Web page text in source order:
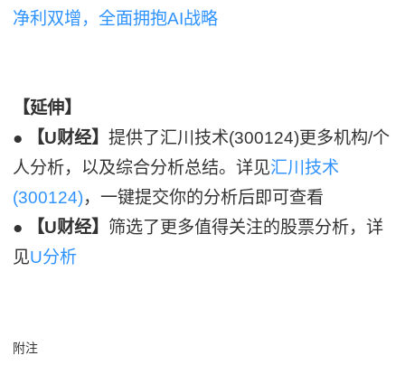
净利双增，全面拥抱AI战略
【延伸】
●
【U财经】提供了汇川技术(300124)更多机构/个
人分析，以及综合分析总结。详见汇川技术
(300124)，一键提交你的分析后即可查看
●
【U财经】 筛选了更多值得关注的股票分析，详
见U分析
附注